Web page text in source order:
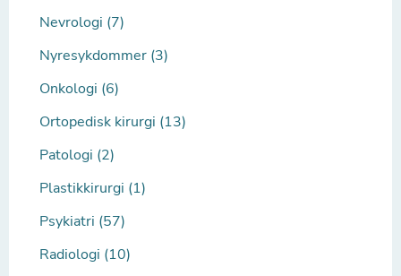
Nevrologi (7)
Nyresykdommer (3)
Onkologi (6)
Ortopedisk kirurgi (13)
Patologi (2)
Plastikkirurgi (1)
Psykiatri (57)
Radiologi (10)